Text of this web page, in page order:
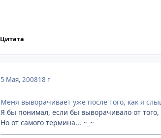
Цитата
5 Мая, 200818 г
Меня выворачивает уже после того, как я
Я бы понимал, если бы выворачивало от
Но от самого термина... ~_~